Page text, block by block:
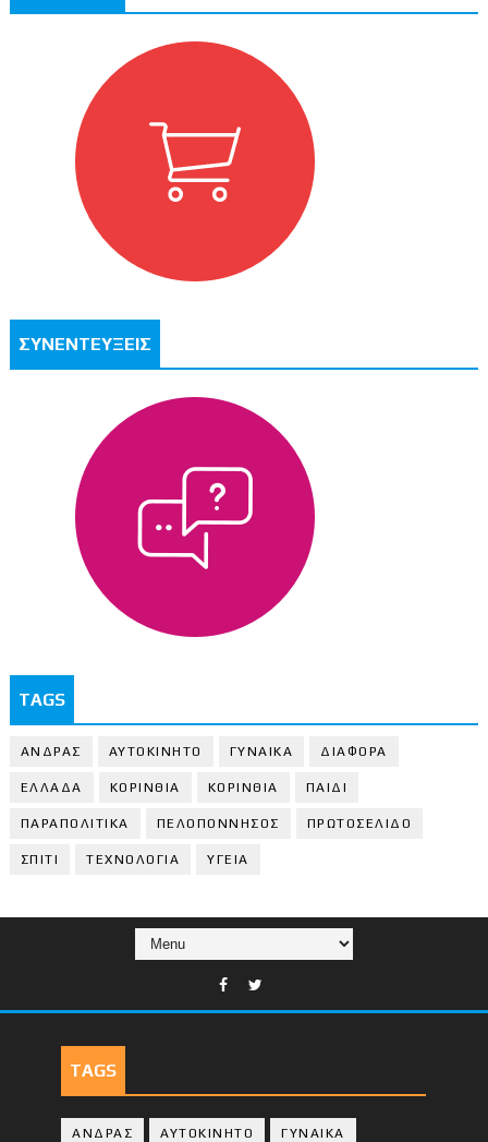
ΣΥΝΕΝΤΕΥΞΕΙΣ
TAGS
ΑΝΔΡΑΣ ΑΥΤΟΚΙΝΗΤΟ ΓΥΝΑΙΚΑ ΔΙΑΦΟΡΑ
ΕΛΛΑΔΑ ΚΟΡΙΝΘΙΑ ΚΟΡΙΝΘΙA ΠΑΙΔΙ
ΠΑΡΑΠΟΛΙΤΙΚΑ ΠΕΛΟΠΟΝΝΗΣΟΣ ΠΡΩΤΟΣΕΛΙΔΟ
ΣΠΙΤΙ ΤΕΧΝΟΛΟΓΙΑ ΥΓΕΙΑ
TAGS
ΑΝΔΡΑΣ ΑΥΤΟΚΙΝΗΤΟ ΓΥΝΑΙΚΑ